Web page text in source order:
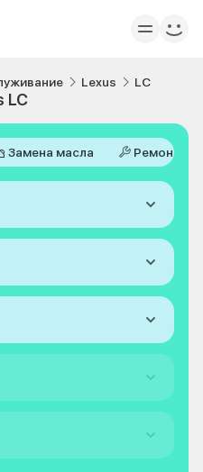
Lexus LC
LC
Замена масла Ремонт